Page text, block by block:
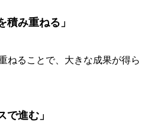
積み重ねる」
ねることで、大きな成果が得ら
で進む」